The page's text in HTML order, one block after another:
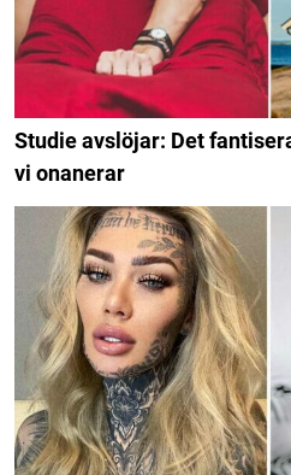
Studie avslöjar: Det
vi onanerar